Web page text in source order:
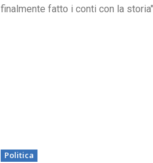
finalmente fatto i conti con la storia"
Politica